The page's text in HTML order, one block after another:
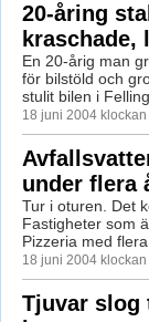
20-åring
kraschade,
En 20-årig man
för bilstöld och
stulit bilen i
18 juni 2004
under flera
Tur i oturen. Det
Fastigheter som
Pizzeria med
18 juni 2004
Tjuvar slog